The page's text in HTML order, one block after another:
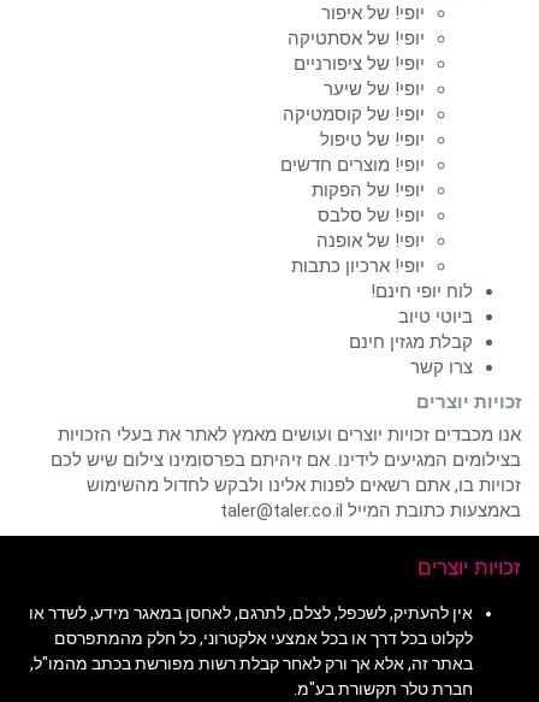
יופי! של איפור
יופי! של אסתטיקה
יופי! של ציפורניים
יופי! של שיער
יופי! של קוסמטיקה
יופי! של טיפול
יופי! מוצרים חדשים
יופי! של הפקות
יופי! של סלבס
יופי! של אופנה
יופי! ארכיון כתבות
לוח יופי חינם!
ביוטי טיוב
קבלת מגזין חינם
צרו קשר
זכויות יוצרים
אנו מכבדים זכויות יוצרים ועושים מאמץ לאתר את בעלי הזכויות
בצילומים המגיעים לידינו. אם זיהיתם בפרסומינו צילום שיש לכם
זכויות בו, אתם רשאים לפנות אלינו ולבקש לחדול מהשימוש
באמצעות כתובת המייל taler@taler.co.il
זכויות יוצרים
אין להעתיק, לשכפל, לצלם, לתרגם, לאחסן במאגר מידע, לשדר או
לקלוט בכל דרך או בכל אמצעי אלקטרוני, כל חלק מהמתפרסם
באתר זה, אלא אך ורק לאחר קבלת רשות מפורשת בכתב מהמו"ל,
חברת טלר תקשורת בע"מ.